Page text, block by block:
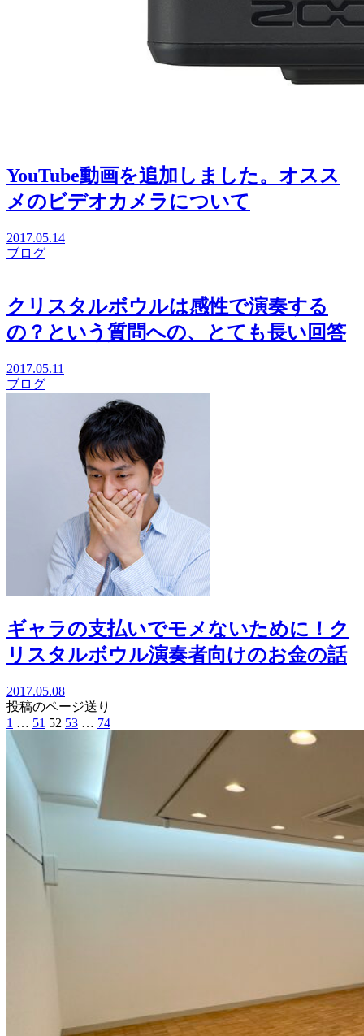
YouTube動画を追加しました。オスス
メのビデオカメラについて
2017.05.14
ブログ
クリスタルボウルは感性で演奏する
の？という質問への、とても長い回答
2017.05.11
ブログ
ギャラの支払いでモメないために！ク
リスタルボウル演奏者向けのお金の話
2017.05.08
投稿のページ送り
1 … 51 52 53 … 74